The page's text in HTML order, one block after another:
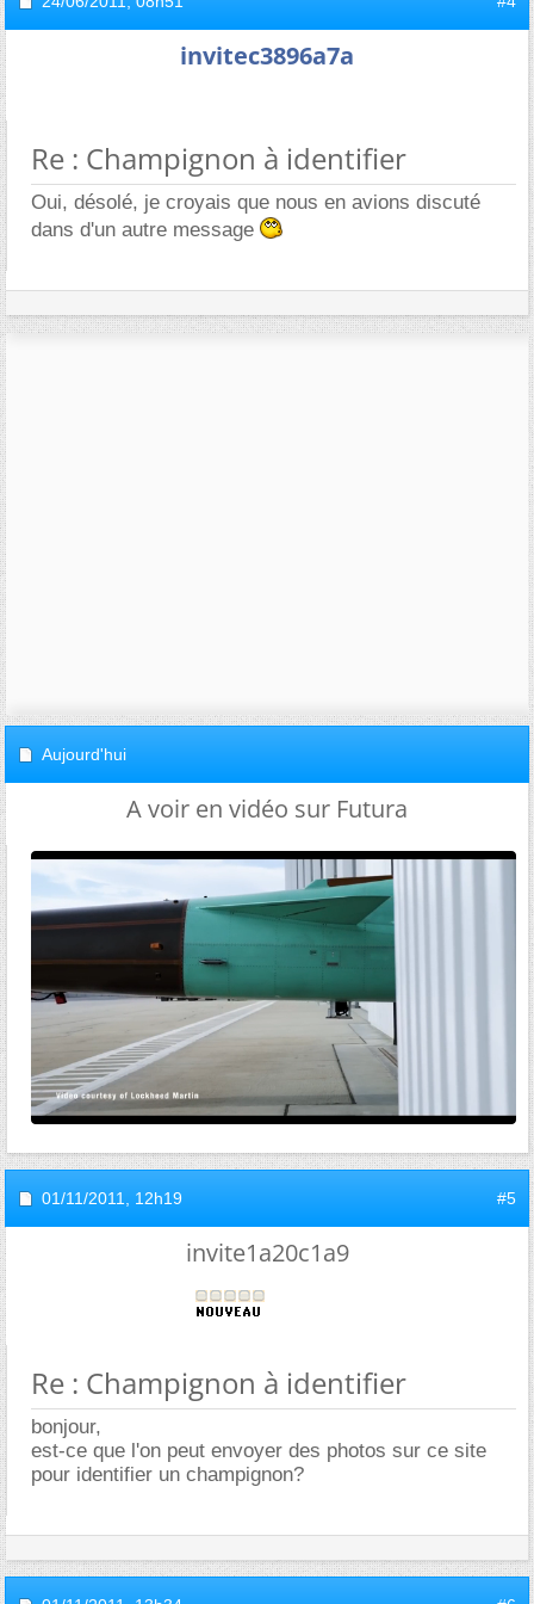
invitec3896a7a
Re : Champignon à identifier
Oui, désolé, je croyais que nous en avions discuté
dans d'un autre message
Aujourd'hui
A voir en vidéo sur Futura
01/11/2011, 12h19 #5
invite1a20c1a9
Re : Champignon à identifier
bonjour,
est-ce que l'on peut envoyer des photos sur ce site
pour identifier un champignon?